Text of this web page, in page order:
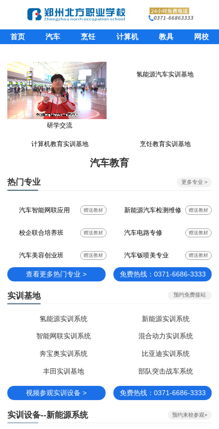
首页 汽车 烹饪 计算机 教具 网校
研学交流
氢能源汽车实训基地
计算机教育实训基地 烹饪教育实训基地
汽车教育
热门专业 更多专业 >
汽车智能网联应用 赠送教材 新能源汽车检测维修 赠送教材
校企联合培养班 赠送教材 汽车电路专修 赠送教材
汽车美容创业班 赠送教材 汽车钣喷美专业 赠送教材
查看更多热门专业 > 免费热线：0371-6686-3333
实训基地 预约免费接站
氢能源实训系统 新能源实训系统
智能网联实训系统 混合动力实训系统
奔宝奥实训系统 比亚迪实训系统
丰田实训基地 部队突击战车系统
视频参观实训设备 > 免费热线：0371-6686-3333
实训设备--新能源系统 预约来校参观+